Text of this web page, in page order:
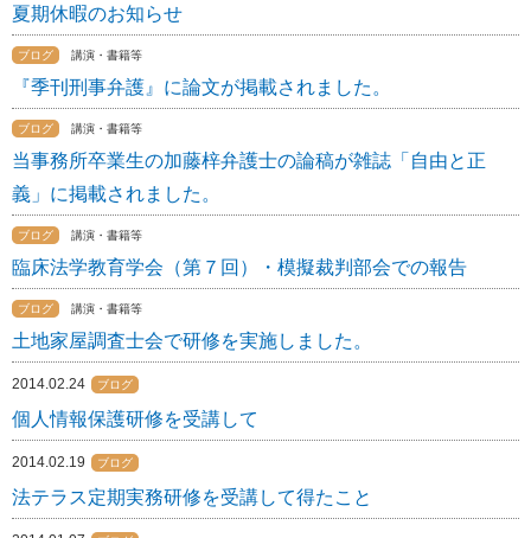
夏期休暇のお知らせ
ブログ 講演・書籍等
『季刊刑事弁護』に論文が掲載されました。
ブログ 講演・書籍等
当事務所卒業生の加藤梓弁護士の論稿が雑誌「自由と正
義」に掲載されました。
ブログ 講演・書籍等
臨床法学教育学会（第７回）・模擬裁判部会での報告
ブログ 講演・書籍等
土地家屋調査士会で研修を実施しました。
2014.02.24 ブログ
個人情報保護研修を受講して
2014.02.19 ブログ
法テラス定期実務研修を受講して得たこと